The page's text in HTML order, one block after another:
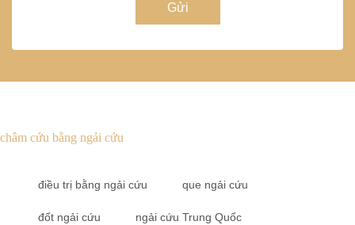
Gửi
châm cứu bằng ngải cứu
điều trị bằng ngải cứu que ngải cứu
đốt ngải cứu ngải cứu Trung Quốc